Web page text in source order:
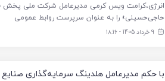
انرژی،کرامت ویس کرمی مدیرعامل شرکت ملی پخش
حاجی‌حسینی» را به عنوان سرپرست روابط عمومی
9 خرداد 1405 - ۱۸:۱۶
با حکم مدیرعامل هلدینگ سرمایه‌گذاری